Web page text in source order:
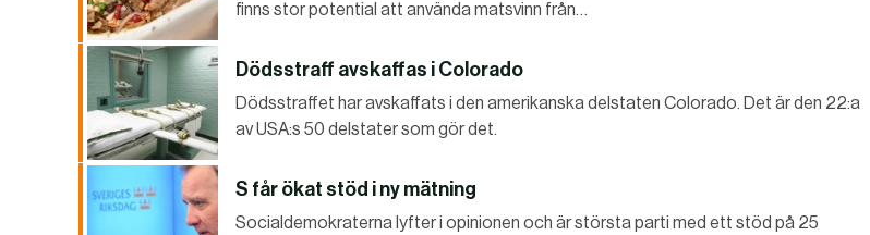
finns stor potential att använda matsvinn från…
Dödsstraff avskaffas i Colorado
Dödsstraffet har avskaffats i den amerikanska delstaten Colorado. Det är den 22:a
av USA:s 50 delstater som gör det.
S får ökat stöd i ny mätning
Socialdemokraterna lyfter i opinionen och är största parti med ett stöd på 25